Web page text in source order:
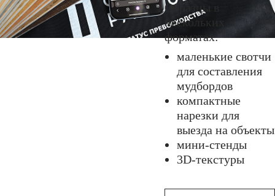
Образцы в
нескольких
форматах:
маленькие свотчи
для составления
мудбордов
компактные
нарезки для
выезда на объекты
мини-стенды
3D-текстуры